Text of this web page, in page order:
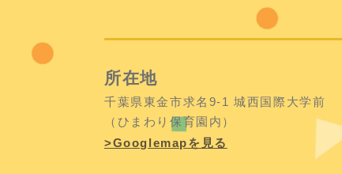
所在地
千葉県東金市求名9-1 城西国際大学前
（ひまわり保育園内）
>Googlemapを見る